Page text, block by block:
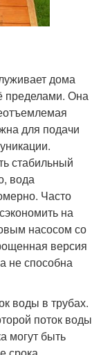
дома
пределами. Она
для подачи
стабильный
вода
Часто
на
насосом со
версия
не способна
воды в трубах.
поток воды
могут быть